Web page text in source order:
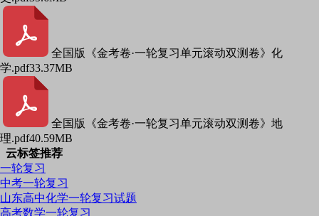
全国版《金考卷·一轮复习单元滚动双测卷》化
学.pdf33.37MB
全国版《金考卷·一轮复习单元滚动双测卷》地
理.pdf40.59MB
云标签推荐
一轮复习
中考一轮复习
山东高中化学一轮复习试题
高考数学一轮复习